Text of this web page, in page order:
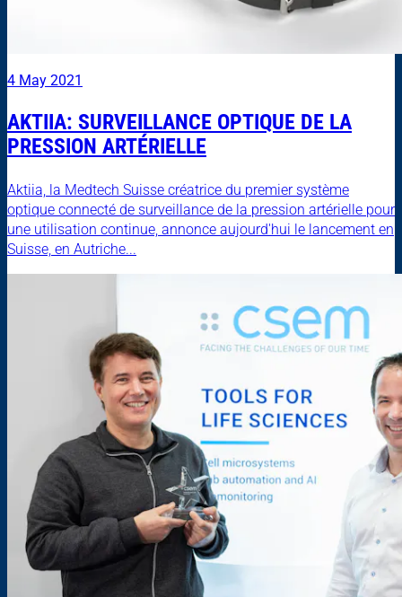
4 May 2021
AKTIIA: SURVEILLANCE OPTIQUE DE LA
PRESSION ARTÉRIELLE
Aktiia, la Medtech Suisse créatrice du premier système
optique connecté de surveillance de la pression artérielle pour
une utilisation continue, annonce aujourd'hui le lancement en
Suisse, en Autriche...